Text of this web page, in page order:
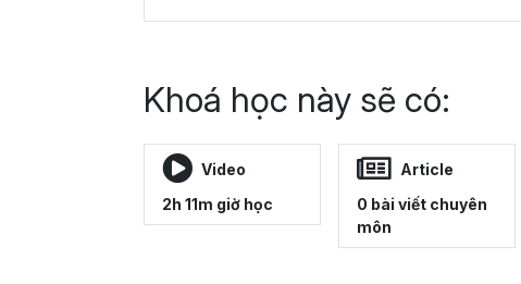
Khoá học này sẽ có:
Video
2h 11m giờ học
Article
0 bài viết chuyên
môn